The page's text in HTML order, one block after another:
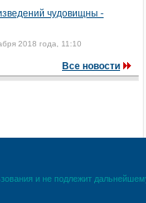
чудовищны -
2018 года, 11:10
Все новости
и не подлежит